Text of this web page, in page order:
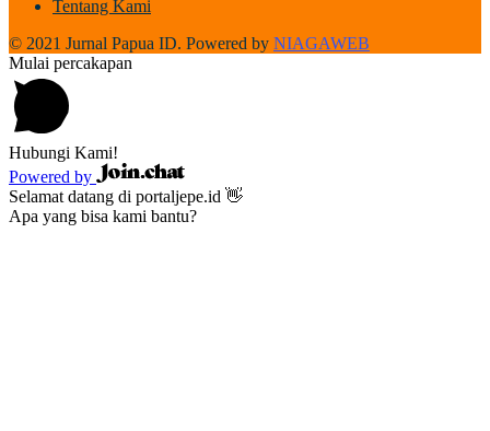
Tentang Kami
© 2021 Jurnal Papua ID. Powered by NIAGAWEB
Mulai percakapan
Hubungi Kami!
Powered by
Selamat datang di portaljepe.id 👋
Apa yang bisa kami bantu?